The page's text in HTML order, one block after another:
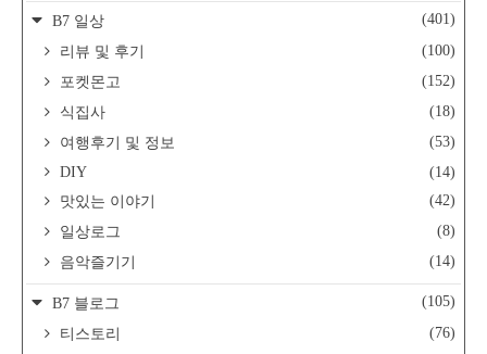
B7 일상
(401)
리뷰 및 후기
(100)
포켓몬고
(152)
식집사
(18)
여행후기 및 정보
(53)
DIY
(14)
맛있는 이야기
(42)
일상로그
(8)
음악즐기기
(14)
B7 블로그
(105)
티스토리
(76)